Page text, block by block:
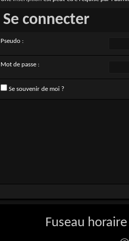
Se connecter
Pseudo :
Mot de passe :
Se souvenir de moi ?
Fuseau